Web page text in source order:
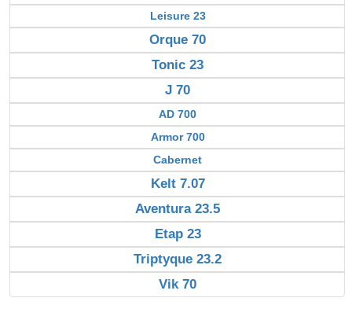
Leisure 23
Orque 70
Tonic 23
J 70
AD 700
Armor 700
Cabernet
Kelt 7.07
Aventura 23.5
Etap 23
Triptyque 23.2
Vik 70